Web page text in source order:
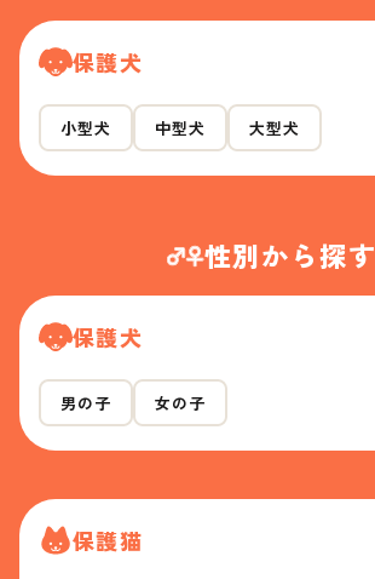
保護犬
小型犬 中型犬 大型犬
性別から探す
保護犬
男の子 女の子
保護猫